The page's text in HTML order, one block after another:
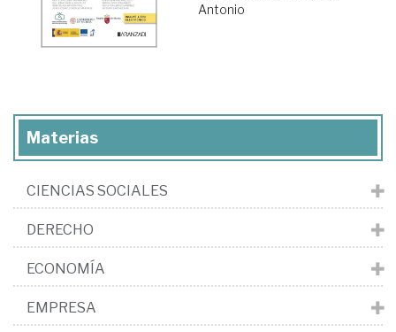
Antonio
Materias
CIENCIAS SOCIALES
DERECHO
ECONOMÍA
EMPRESA